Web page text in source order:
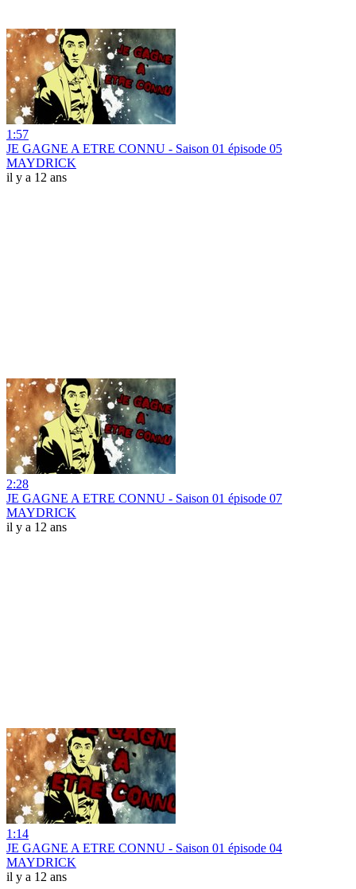
1:57
JE GAGNE A ETRE CONNU - Saison 01 épisode 05
MAYDRICK
il y a 12 ans
2:28
JE GAGNE A ETRE CONNU - Saison 01 épisode 07
MAYDRICK
il y a 12 ans
1:14
JE GAGNE A ETRE CONNU - Saison 01 épisode 04
MAYDRICK
il y a 12 ans